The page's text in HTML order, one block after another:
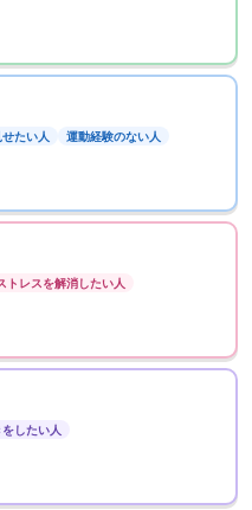
たい人 運動経験のない人
トレスを解消したい人
したい人